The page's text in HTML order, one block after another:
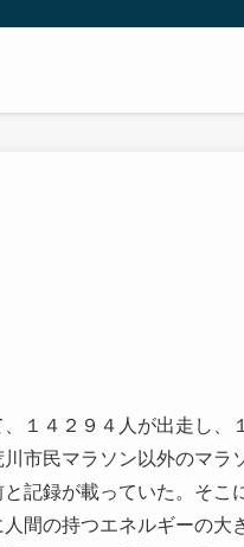
１４２９４人が出走し、
市民マラソン以外のマラ
記録が載っていた。そこ
間の持つエネルギーの大